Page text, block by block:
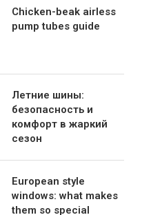
Chicken-beak airless
pump tubes guide
Летние шины:
безопасность и
комфорт в жаркий
сезон
European style
windows: what makes
them so special